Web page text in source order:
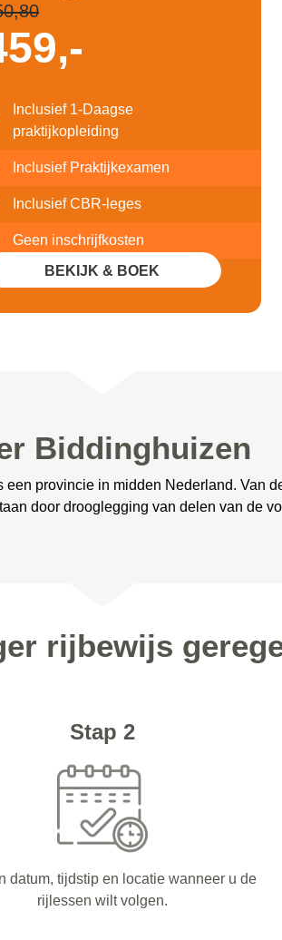
Inclusief 1-Daagse
praktijkopleiding
Inclusief Praktijkexamen
Inclusief CBR-leges
Geen inschrijfkosten
Inclusief 20% Korting
BEKIJK & BOEK
Biddinghuizen
provincie in midden Nederland. Van
door drooglegging van delen van de
rijbewijs
Stap 2
datum, tijdstip en locatie wanneer u de
rijlessen wilt volgen.